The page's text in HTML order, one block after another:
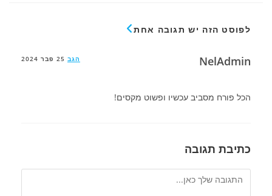
לפוסט הזה יש תגובה אחת
NelAdmin הגב 25 פבר 2024
הכל פורח מסביב עכשיו ופשוט מקסים!
כתיבת תגובה